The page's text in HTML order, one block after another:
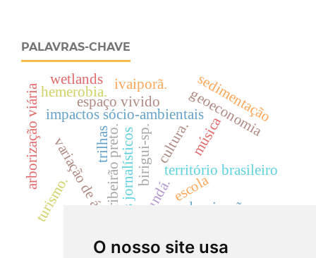
O nosso site usa
PALAVRAS-CHAVE
mapas jornalísticosbirigui-sp.
impactos sócio-ambientais
jacundá.
ribeirão preto.
espaço vivido
cultura.
variação de área território brasileiro
geoeconomia
turismo.
trilhas
sedimentação
hemerobia.
escola
ivaiporã.
arborização viária música
modernização
wetlands